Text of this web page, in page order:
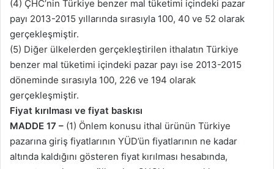
(4) ÇHC’nin Türkiye benzer mal tüketimi içindeki pazar
payı 2013-2015 yıllarında sırasıyla 100, 40 ve 52 olarak
gerçekleşmiştir.
(5) Diğer ülkelerden gerçekleştirilen ithalatın Türkiye
benzer mal tüketimi içindeki pazar payı ise 2013-2015
döneminde sırasıyla 100, 226 ve 194 olarak
gerçekleşmiştir.
Fiyat kırılması ve fiyat baskısı
MADDE 17 – (1) Önlem konusu ithal ürünün Türkiye
pazarına giriş fiyatlarının YÜD’ün fiyatlarının ne kadar
altında kaldığını gösteren fiyat kırılması hesabında,